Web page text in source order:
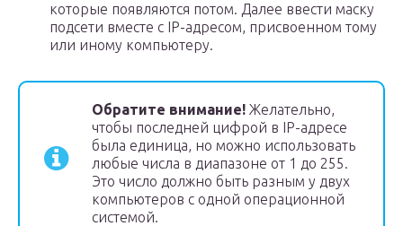
которые появляются потом. Далее ввести маску
подсети вместе с IP-адресом, присвоенном тому
или иному компьютеру.
Обратите внимание! Желательно,
чтобы последней цифрой в IP-адресе
была единица, но можно использовать
любые числа в диапазоне от 1 до 255.
Это число должно быть разным у двух
компьютеров с одной операционной
системой.